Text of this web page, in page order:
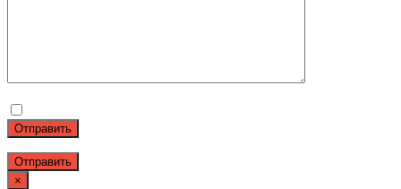
Отправить
×